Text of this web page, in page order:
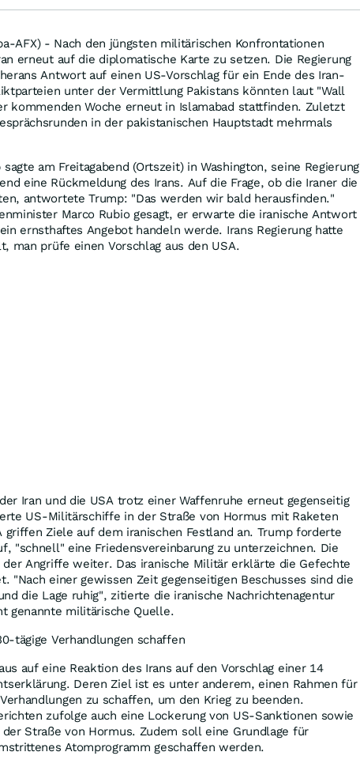
AFX) - Nach den jüngsten militärischen Konfrontationen
erneut auf die diplomatische Karte zu setzen. Die Regierung
Antwort auf einen US-Vorschlag für ein Ende des Iran-
unter der Vermittlung Pakistans könnten laut "Wall
kommenden Woche erneut in Islamabad stattfinden. Zuletzt
in der pakistanischen Hauptstadt mehrmals
am Freitagabend (Ortszeit) in Washington, seine Regierung
eine Rückmeldung des Irans. Auf die Frage, ob die Iraner die
antwortete Trump: "Das werden wir bald herausfinden."
Marco Rubio gesagt, er erwarte die iranische Antwort
ernsthaftes Angebot handeln werde. Irans Regierung hatte
man prüfe einen Vorschlag aus den USA.
Iran und die USA trotz einer Waffenruhe erneut gegenseitig
US-Militärschiffe in der Straße von Hormus mit Raketen
griffen Ziele auf dem iranischen Festland an. Trump forderte
"schnell" eine Friedensvereinbarung zu unterzeichnen. Die
Angriffe weiter. Das iranische Militär erklärte die Gefechte
"Nach einer gewissen Zeit gegenseitigen Beschusses sind die
die Lage ruhig", zitierte die iranische Nachrichtenagentur
genannte militärische Quelle.
tägige Verhandlungen schaffen
auf eine Reaktion des Irans auf den Vorschlag einer 14
Deren Ziel ist es unter anderem, einen Rahmen für
zu schaffen, um den Krieg zu beenden.
zufolge auch eine Lockerung von US-Sanktionen sowie
Straße von Hormus. Zudem soll eine Grundlage für
Atomprogramm geschaffen werden.